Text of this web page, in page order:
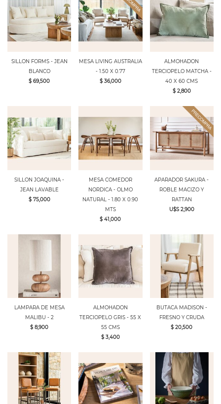
SILLON FORMS - JEAN
BLANCO
$ 69,500
MESA LIVING AUSTRALIA
- 1.50 X 0.77
$ 36,000
ALMOHADON
TERCIOPELO MATCHA -
40 X 60 CMS
$ 2,800
SILLON JOAQUINA -
JEAN LAVABLE
$ 75,000
MESA COMEDOR
NORDICA - OLMO
NATURAL - 1.80 X 0.90
MTS
$ 41,000
APARADOR SAKURA -
ROBLE MACIZO Y
RATTAN
U$S 2,900
LAMPARA DE MESA
MALIBU - 2
$ 8,900
ALMOHADON
TERCIOPELO GRIS - 55 X
55 CMS
$ 3,400
BUTACA MADISON -
FRESNO Y CRUDA
$ 20,500